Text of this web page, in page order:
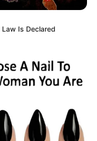
Is Declared